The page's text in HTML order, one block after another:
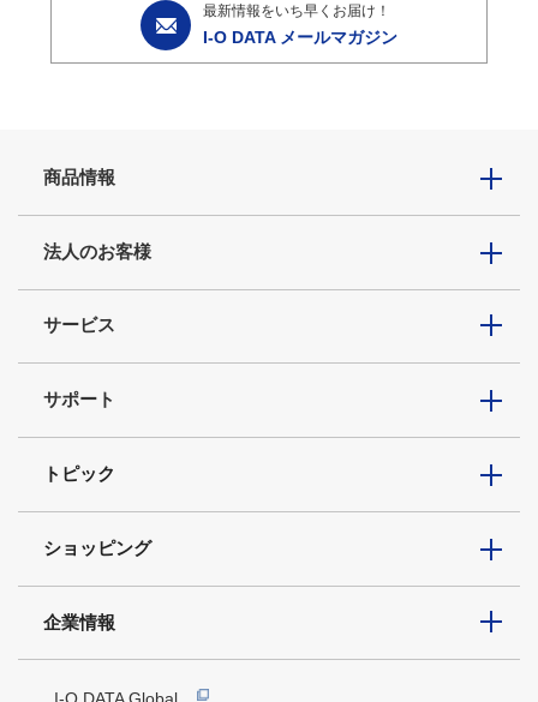
最新情報をいち早くお届け！
I-O DATA メールマガジン
商品情報
法人のお客様
サービス
サポート
トピック
ショッピング
企業情報